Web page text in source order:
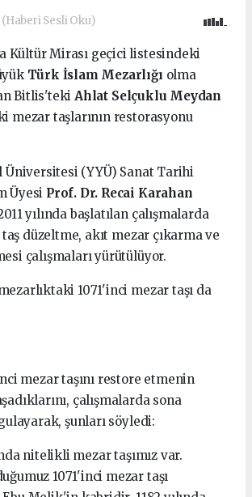
(Haberi Sesli Oku)
Kültür Mirası geçici listesindeki
Türk İslam Mezarlığı olma
Bitlis'tekiAhlat Selçuklu Meydan
mezar taşlarının restorasyonu
Üniversitesi (YYÜ) Sanat Tarihi
Üyesi Prof. Dr. Recai Karahan
yılında başlatılan çalışmalarda
düzeltme, akıt mezar çıkarma ve
çalışmaları yürütülüyor.
1071'inci mezar taşı da
mezar taşını restore etmenin
çalışmalarda sona
şunları söyledi:
nitelikli mezar taşımız var.
1071'inci mezar taşı